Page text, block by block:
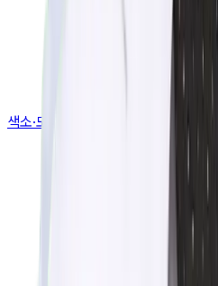
색소·모공·여드름